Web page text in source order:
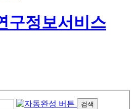
검색